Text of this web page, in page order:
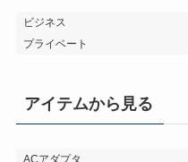
ビジネス
プライベート
アイテムから見る
ACアダプタ